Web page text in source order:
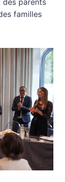
parents
familles